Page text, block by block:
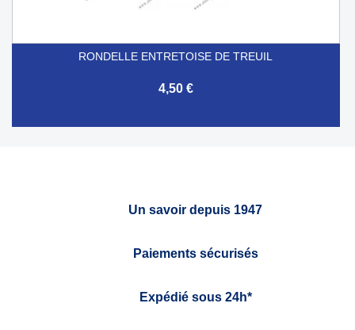
RONDELLE ENTRETOISE DE TREUIL
4,50 €
Un savoir depuis 1947
Paiements sécurisés
Expédié sous 24h*